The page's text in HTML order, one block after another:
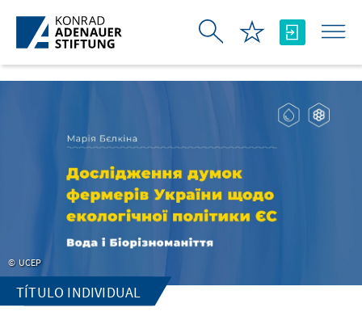
Saltar al contenido principal
UCEP
TÍTULO INDIVIDUAL